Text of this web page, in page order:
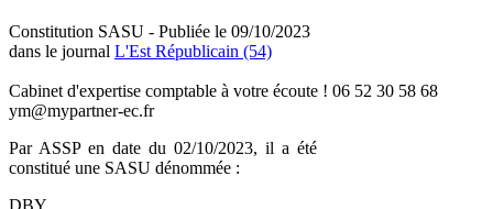
Constitution SASU - Publiée le 09/10/2023
dans le journal L'Est Républicain (54)
Cabinet d'expertise comptable à votre écoute ! 06 52 30 58 68
ym@mypartner-ec.fr
Par ASSP en date du 02/10/2023, il a été
constitué une SASU dénommée :
DBY